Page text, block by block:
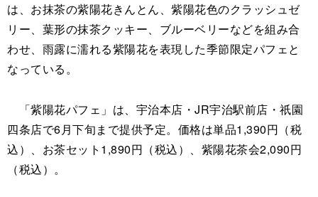
は、お抹茶の紫陽花きんとん、紫陽花色のクラッシュゼ
リー、葉形の抹茶クッキー、ブルーベリーなどを組み合
わせ、雨露に濡れる紫陽花を表現した季節限定パフェと
なっている。
「紫陽花パフェ」は、宇治本店・JR宇治駅前店・祇園
四条店で6月下旬まで提供予定。価格は単品1,390円（税
込）、お茶セット1,890円（税込）、紫陽花茶会2,090円
（税込）。